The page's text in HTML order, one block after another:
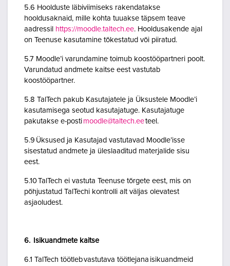
5.6 Hoolduste läbiviimiseks rakendatakse
hooldusaknaid, mille kohta tuuakse täpsem teave
aadressil https://moodle.taltech.ee. Hooldusakende ajal
on Teenuse kasutamine tõkestatud või piiratud.
5.7 Moodle’i varundamine toimub koostööpartneri poolt.
Varundatud andmete kaitse eest vastutab
koostööpartner.
5.8 TalTech pakub Kasutajatele ja Üksustele Moodle’i
kasutamisega seotud kasutajatuge. Kasutajatuge
pakutakse e-posti moodle@taltech.eeteel.
5.9 Üksused ja Kasutajad vastutavad Moodle’isse
sisestatud andmete ja üleslaaditud materjalide sisu
eest.
5.10 TalTech ei vastuta Teenuse tõrgete eest, mis on
põhjustatud TalTechi kontrolli alt väljas olevatest
asjaoludest.
6. Isikuandmete kaitse
6.1 TalTech töötleb vastutava töötlejana isikuandmeid